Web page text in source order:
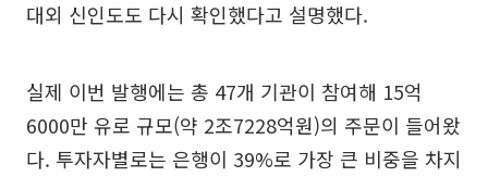
대외 신인도도 다시 확인했다고 설명했다.
실제 이번 발행에는 총 47개 기관이 참여해 15억
6000만 유로 규모(약 2조7228억원)의 주문이 들어왔
다. 투자자별로는 은행이 39%로 가장 큰 비중을 차지